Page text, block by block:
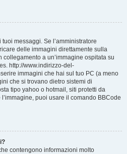
messaggi. Se l’amministratore
delle immagini direttamente sulla
collegamento a un’immagine ospitata su
http://www.indirizzo-del-
immagini che hai sul tuo PC (a meno
che si trovano dietro sistemi di
tipo yahoo o hotmail, siti protetti da
puoi usare il comando BBCode
contengono informazioni molto